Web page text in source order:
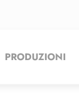
PRODUZIONI